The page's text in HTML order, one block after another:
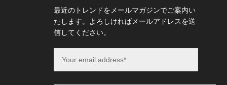
最近のトレンドをメールマガジンでご案内い
たします。よろしければメールアドレスを送
信してください。